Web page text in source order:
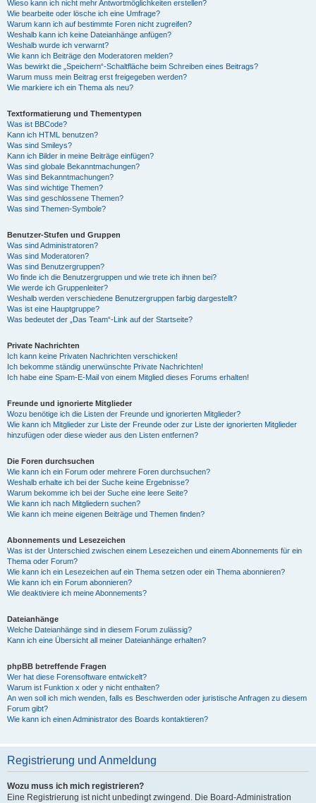
Wieso kann ich nicht mehr Antwortmöglichkeiten erstellen?
Wie bearbeite oder lösche ich eine Umfrage?
Warum kann ich auf bestimmte Foren nicht zugreifen?
Weshalb kann ich keine Dateianhänge anfügen?
Weshalb wurde ich verwarnt?
Wie kann ich Beiträge den Moderatoren melden?
Was bewirkt die „Speichern“-Schaltfläche beim Schreiben eines Beitrags?
Warum muss mein Beitrag erst freigegeben werden?
Wie markiere ich ein Thema als neu?
Textformatierung und Thementypen
Was ist BBCode?
Kann ich HTML benutzen?
Was sind Smileys?
Kann ich Bilder in meine Beiträge einfügen?
Was sind globale Bekanntmachungen?
Was sind Bekanntmachungen?
Was sind wichtige Themen?
Was sind geschlossene Themen?
Was sind Themen-Symbole?
Benutzer-Stufen und Gruppen
Was sind Administratoren?
Was sind Moderatoren?
Was sind Benutzergruppen?
Wo finde ich die Benutzergruppen und wie trete ich ihnen bei?
Wie werde ich Gruppenleiter?
Weshalb werden verschiedene Benutzergruppen farbig dargestellt?
Was ist eine Hauptgruppe?
Was bedeutet der „Das Team“-Link auf der Startseite?
Private Nachrichten
Ich kann keine Privaten Nachrichten verschicken!
Ich bekomme ständig unerwünschte Private Nachrichten!
Ich habe eine Spam-E-Mail von einem Mitglied dieses Forums erhalten!
Freunde und ignorierte Mitglieder
Wozu benötige ich die Listen der Freunde und ignorierten Mitglieder?
Wie kann ich Mitglieder zur Liste der Freunde oder zur Liste der ignorierten Mitglieder
hinzufügen oder diese wieder aus den Listen entfernen?
Die Foren durchsuchen
Wie kann ich ein Forum oder mehrere Foren durchsuchen?
Weshalb erhalte ich bei der Suche keine Ergebnisse?
Warum bekomme ich bei der Suche eine leere Seite?
Wie kann ich nach Mitgliedern suchen?
Wie kann ich meine eigenen Beiträge und Themen finden?
Abonnements und Lesezeichen
Was ist der Unterschied zwischen einem Lesezeichen und einem Abonnements für ein
Thema oder Forum?
Wie kann ich ein Lesezeichen auf ein Thema setzen oder ein Thema abonnieren?
Wie kann ich ein Forum abonnieren?
Wie deaktiviere ich meine Abonnements?
Dateianhänge
Welche Dateianhänge sind in diesem Forum zulässig?
Kann ich eine Übersicht all meiner Dateianhänge erhalten?
phpBB betreffende Fragen
Wer hat diese Forensoftware entwickelt?
Warum ist Funktion x oder y nicht enthalten?
An wen soll ich mich wenden, falls es Beschwerden oder juristische Anfragen zu diesem
Forum gibt?
Wie kann ich einen Administrator des Boards kontaktieren?
Registrierung und Anmeldung
Wozu muss ich mich registrieren?
Eine Registrierung ist nicht unbedingt zwingend. Die Board-Administration